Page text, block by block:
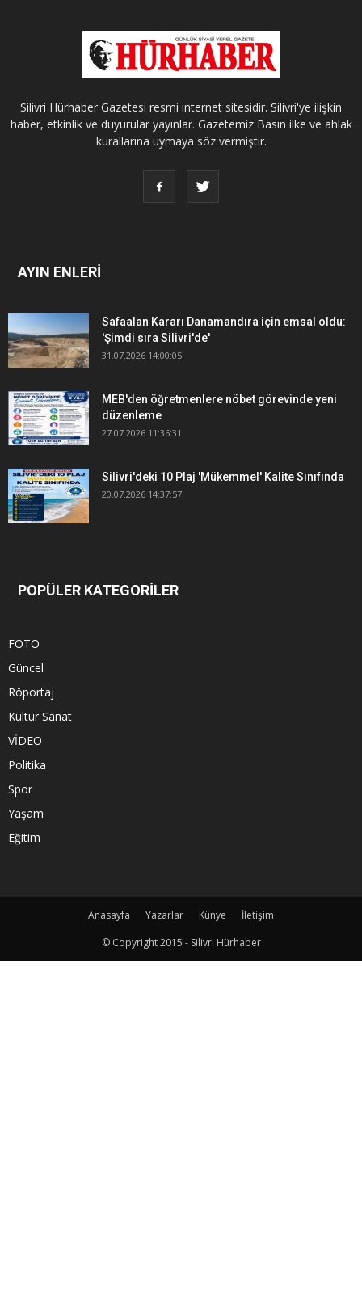
Silivri Hürhaber Gazetesi resmi internet sitesidir. Silivri'ye ilişkin
haber, etkinlik ve duyurular yayınlar. Gazetemiz Basın ilke ve ahlak
kurallarına uymaya söz vermiştir.
AYIN ENLERİ
Safaalan Kararı Danamandıra için emsal oldu:
'Şimdi sıra Silivri'de'
31.07.2026 14:00:05
MEB'den öğretmenlere nöbet görevinde yeni
düzenleme
27.07.2026 11:36:31
Silivri'deki 10 Plaj 'Mükemmel' Kalite Sınıfında
20.07.2026 14:37:57
POPÜLER KATEGORİLER
FOTO
Güncel
Röportaj
Kültür Sanat
VİDEO
Politika
Spor
Yaşam
Eğitim
Anasayfa Yazarlar Künye
İletişim
© Copyright 2015 - Silivri Hürhaber